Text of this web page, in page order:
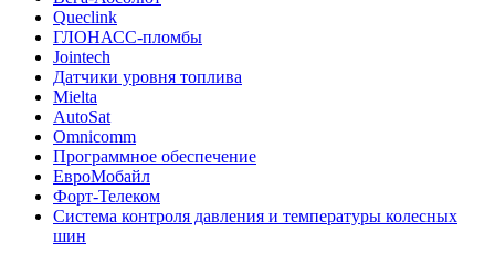
Queclink
ГЛОНАСС-пломбы
Jointech
Датчики уровня топлива
Mielta
AutoSat
Omnicomm
Программное обеспечение
ЕвроМобайл
Форт-Телеком
Система контроля давления и температуры колесных
шин